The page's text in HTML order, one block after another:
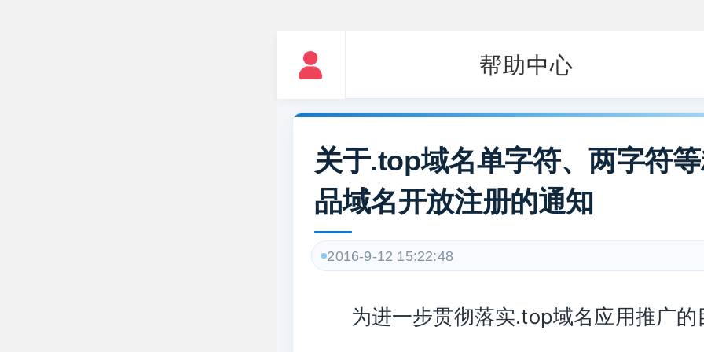
帮助中心
关于.top域名单字符、两字符
品域名开放注册的通知
2016-9-12 15:22:48
为进一步贯彻落实.top域名应用推广的